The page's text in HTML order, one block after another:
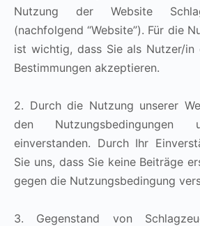
Nutzung der Website
(nachfolgend “Website”). Für die
ist wichtig, dass Sie als Nutzer/in
Bestimmungen akzeptieren.
2. Durch die Nutzung unserer
den Nutzungsbedingungen
einverstanden. Durch Ihr
Sie uns, dass Sie keine Beiträge
gegen die Nutzungsbedingung
3. Gegenstand von